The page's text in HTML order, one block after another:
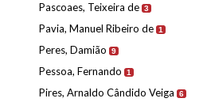
Pascoaes, Teixeira de 3
Pavia, Manuel Ribeiro de 1
Peres, Damião 9
Pessoa, Fernando 1
Pires, Arnaldo Cândido Veiga 6